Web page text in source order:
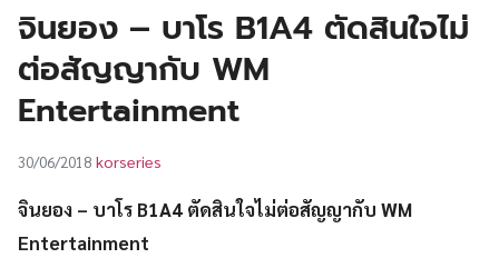
จินยอง – บาโร B1A4 ตัดสินใจไม่
ต่อสัญญากับ WM
Entertainment
30/06/2018 korseries
จินยอง – บาโร B1A4 ตัดสินใจไม่ต่อสัญญากับ WM
Entertainment